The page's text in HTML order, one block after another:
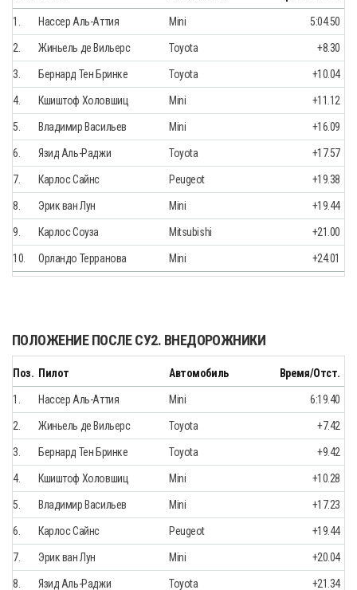
1. Нассер Аль-Аттия Mini 5:04.50
2. Жиньель де Вильерс Toyota +8.30
3. Бернард Тен Бринке Toyota +10.04
4. Кшиштоф Холовшиц Mini +11.12
5. Владимир Васильев Mini +16.09
6. Язид Аль-Раджи Toyota +17.57
7. Карлос Сайнс Peugeot +19.38
8. Эрик ван Лун Mini +19.44
9. Карлос Соуза Mitsubishi +21.00
10. Орландо Терранова Mini +24.01
ПОЛОЖЕНИЕ ПОСЛЕ СУ2. ВНЕДОРОЖНИКИ
Поз. Пилот Автомобиль Время/Отст.
1. Нассер Аль-Аттия Mini 6:19.40
2. Жиньель де Вильерс Toyota +7.42
3. Бернард Тен Бринке Toyota +9.42
4. Кшиштоф Холовшиц Mini +10.28
5. Владимир Васильев Mini +17.23
6. Карлос Сайнс Peugeot +19.44
7. Эрик ван Лун Mini +20.04
8. Язид Аль-Раджи Toyota +21.34